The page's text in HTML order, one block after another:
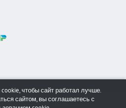
чтобы сайт работал лучше.
сайтом, вы соглашаетесь с